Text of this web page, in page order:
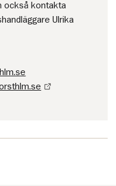
också kontakta
Ulrika